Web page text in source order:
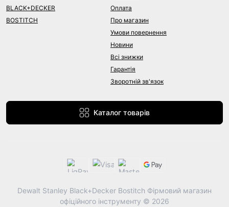
BLACK+DECKER
BOSTITCH
Оплата
Про магазин
Умови повернення
Новини
Всі знижки
Гарантія
Зворотній зв'язок
Каталог товарів
Dewalt Stanley Black+Decker Bostitch Фірмовий магазин
офіційного інструменту © 2026